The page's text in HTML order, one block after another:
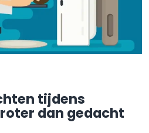
tijdens
dan gedacht